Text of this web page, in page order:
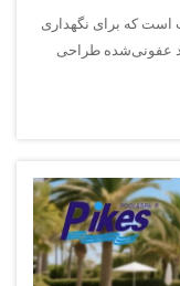
است که برای نگهداری
عفونی‌شده طراحی
شیمیایی مایع به
خودکار انجام